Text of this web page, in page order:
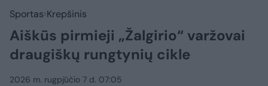
Sportas Krepšinis
Aiškūs pirmieji „Žalgirio“ varžovai
draugiškų rungtynių cikle
2026 m. rugpjūčio 7 d. 07:05